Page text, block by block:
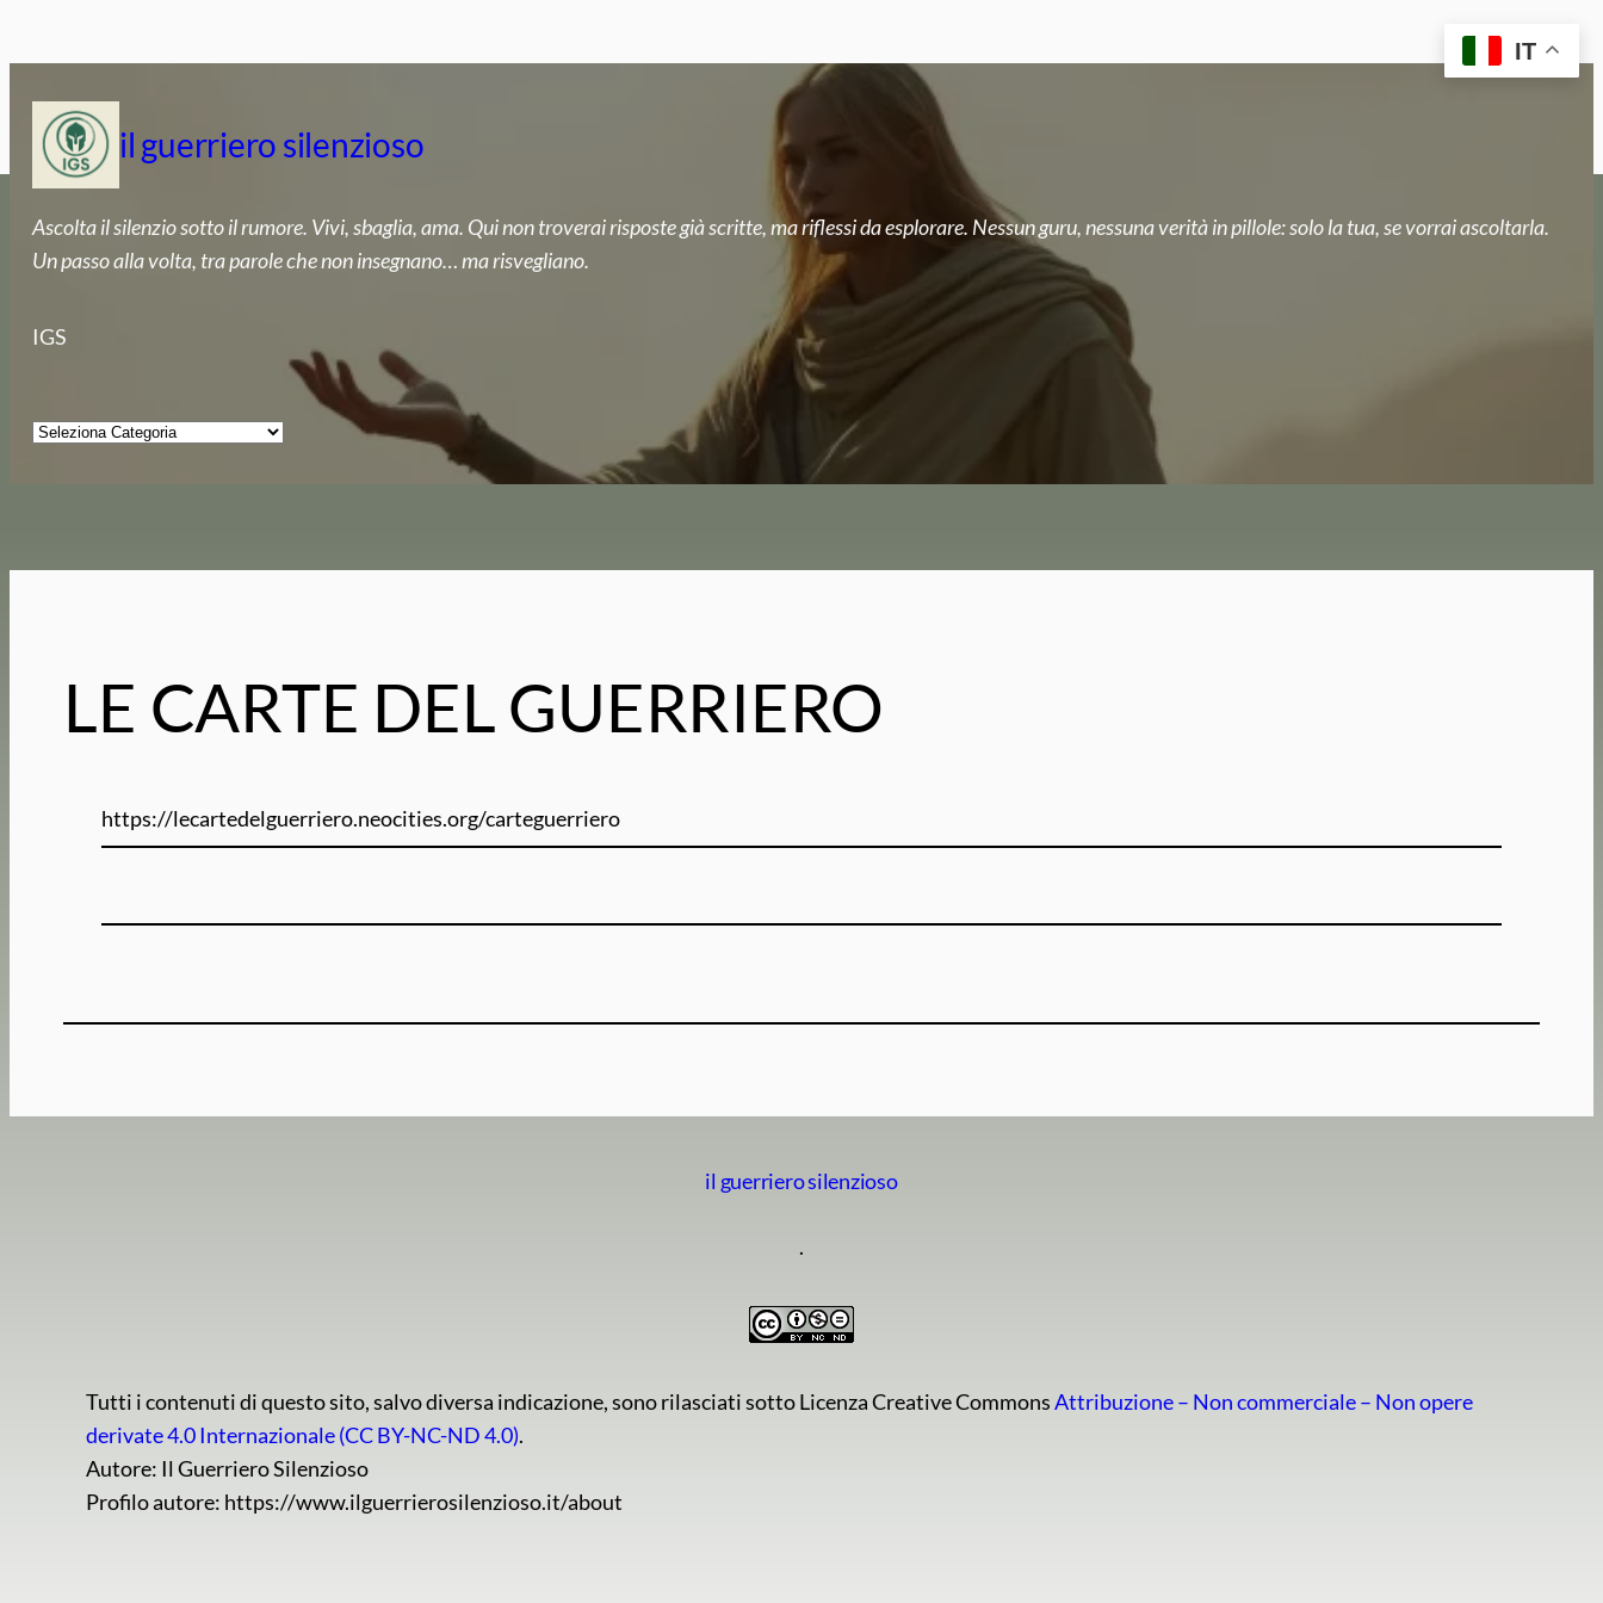
al
il guerriero silenzioso
Ascolta il silenzio sotto il rumore. Vivi, sbaglia, ama. Qui non troverai risposte già scritte, ma riflessi da esplorare. Nessun guru, nessuna verità in pillole: solo la tua, se vorrai ascoltarla.
Un passo alla volta, tra parole che non insegnano… ma risvegliano.
IGS
Categorie
LE CARTE DEL GUERRIERO
https://lecartedelguerriero.neocities.org/carteguerriero
il guerriero silenzioso
.
Tutti i contenuti di questo sito, salvo diversa indicazione, sono rilasciati sotto Licenza Creative CommonsAttribuzione – Non commerciale – Non opere
derivate 4.0 Internazionale (CC BY-NC-ND 4.0).
Autore: Il Guerriero Silenzioso
Profilo autore: https://www.ilguerrierosilenzioso.it/about
IT